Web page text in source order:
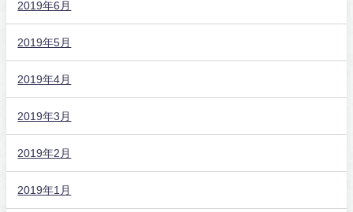
2019年6月
2019年5月
2019年4月
2019年3月
2019年2月
2019年1月